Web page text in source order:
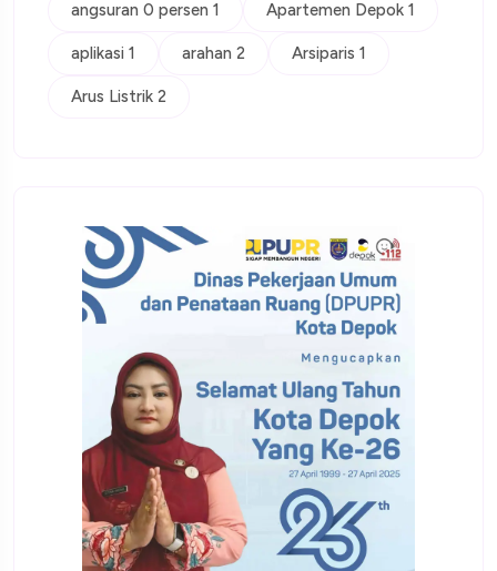
angsuran 0 persen 1 Apartemen Depok 1
aplikasi 1 arahan 2 Arsiparis 1
Arus Listrik 2